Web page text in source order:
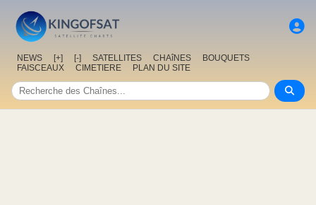
NEWS [+] [-] SATELLITES CHAîNES
BOUQUETS
FAISCEAUX
CIMETIERE PLAN DU SITE